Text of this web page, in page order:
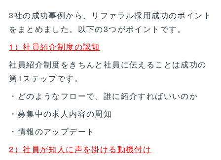
3社の成功事例から、リファラル採用成功のポイント
をまとめました。以下の3つがポイントです。
1）社員紹介制度の認知
社員紹介制度をきちんと社員に伝えることは成功の
第1ステップです。
・どのようなフローで、誰に紹介すればいいのか
・募集中の求人内容の周知
・情報のアップデート
2）社員が知人に声を掛ける動機付け